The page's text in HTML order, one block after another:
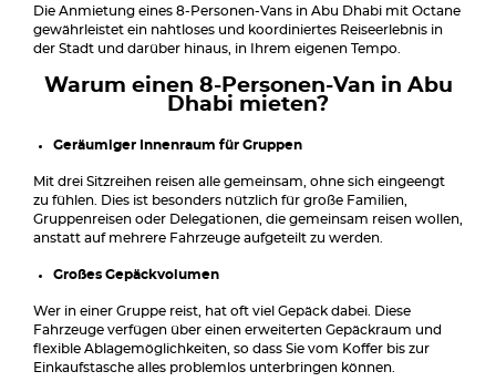
Die Anmietung eines 8-Personen-Vans in Abu Dhabi mit Octane
gewährleistet ein nahtloses und koordiniertes Reiseerlebnis in
der Stadt und darüber hinaus, in Ihrem eigenen Tempo.
Warum einen 8-Personen-Van in Abu
Dhabi mieten?
Geräumiger Innenraum für Gruppen
Mit drei Sitzreihen reisen alle gemeinsam, ohne sich eingeengt
zu fühlen. Dies ist besonders nützlich für große Familien,
Gruppenreisen oder Delegationen, die gemeinsam reisen wollen,
anstatt auf mehrere Fahrzeuge aufgeteilt zu werden.
Großes Gepäckvolumen
Wer in einer Gruppe reist, hat oft viel Gepäck dabei. Diese
Fahrzeuge verfügen über einen erweiterten Gepäckraum und
flexible Ablagemöglichkeiten, so dass Sie vom Koffer bis zur
Einkaufstasche alles problemlos unterbringen können.